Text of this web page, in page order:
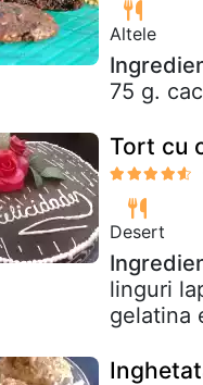
Altele
75 g.
Tort cu
Desert
linguri
gelatina